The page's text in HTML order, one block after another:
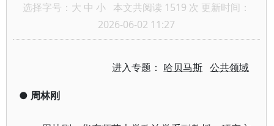
选择字号： 大 中 小 本文共阅读 1519 次 更新时间：
2026-06-02 11:27
进入专题： 哈贝马斯 公共领域
● 周林刚